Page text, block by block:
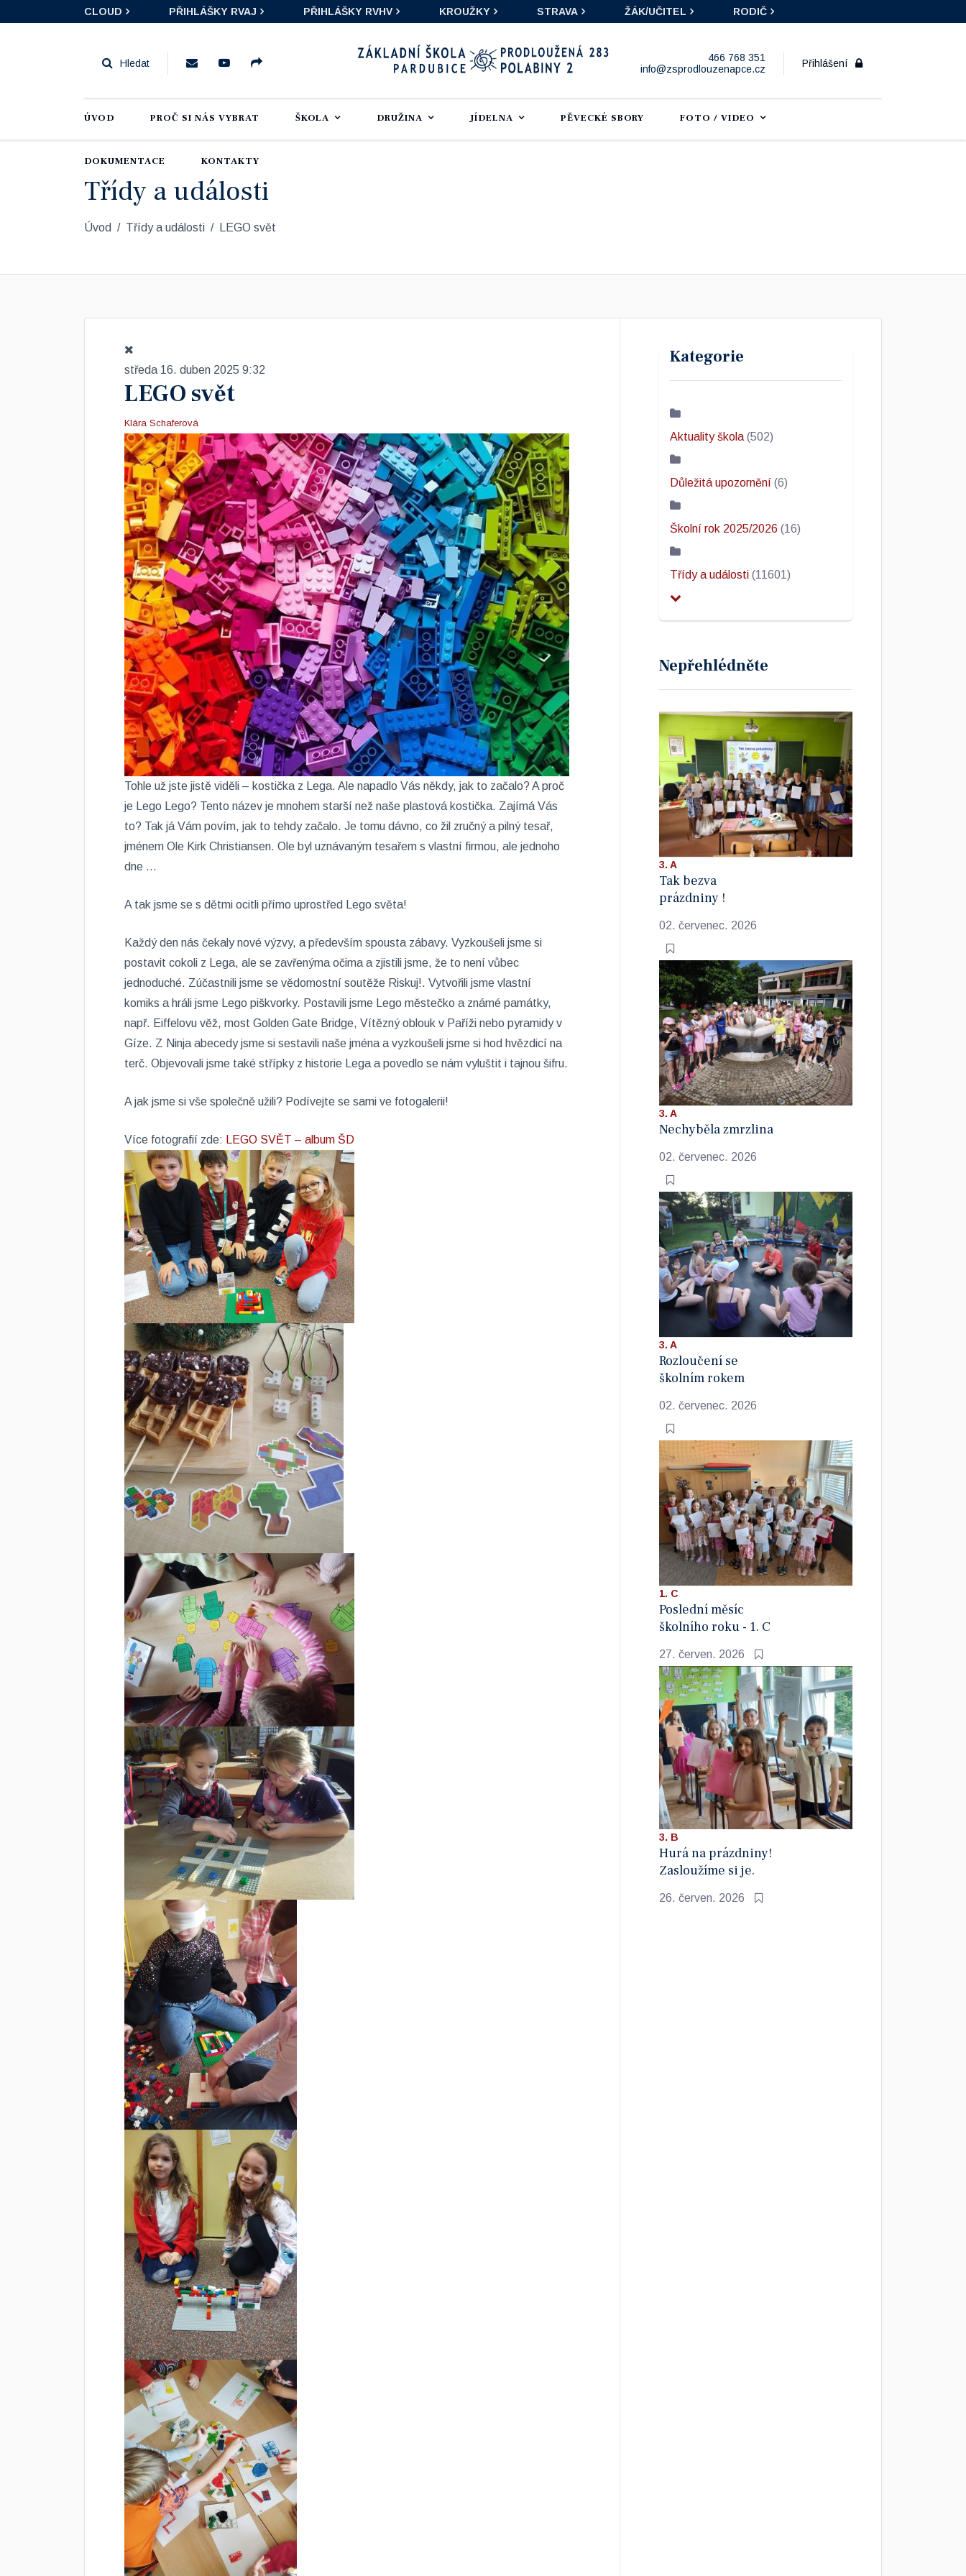
CLOUD PŘIHLÁŠKY RVAJ PŘIHLÁŠKY RVHV KROUŽKY STRAVA ŽÁK/UČITEL RODIČ
Přihlášení
466 768 351
info@zsprodlouzenapce.cz
ÚVOD PROČ SI NÁS VYBRAT ŠKOLA DRUŽINA JÍDELNA PĚVECKÉ SBORY FOTO / VIDEO
DOKUMENTACE KONTAKTY
Třídy a události
Úvod Třídy a události LEGO svět
středa 16. duben 2025 9:32
LEGO svět
Klára Schaferová
Tohle už jste jistě viděli – kostička z Lega. Ale napadlo Vás někdy, jak to začalo? A proč
je Lego Lego? Tento název je mnohem starší než naše plastová kostička. Zajímá Vás
to? Tak já Vám povím, jak to tehdy začalo. Je tomu dávno, co žil zručný a pilný tesař,
jménem Ole Kirk Christiansen. Ole byl uznávaným tesařem s vlastní firmou, ale jednoho
dne …
A tak jsme se s dětmi ocitli přímo uprostřed Lego světa!
Každý den nás čekaly nové výzvy, a především spousta zábavy. Vyzkoušeli jsme si
postavit cokoli z Lega, ale se zavřenýma očima a zjistili jsme, že to není vůbec
jednoduché. Zúčastnili jsme se vědomostní soutěže Riskuj!. Vytvořili jsme vlastní
komiks a hráli jsme Lego piškvorky. Postavili jsme Lego městečko a známé památky,
např. Eiffelovu věž, most Golden Gate Bridge, Vítězný oblouk v Paříži nebo pyramidy v
Gíze. Z Ninja abecedy jsme si sestavili naše jména a vyzkoušeli jsme si hod hvězdicí na
terč. Objevovali jsme také střípky z historie Lega a povedlo se nám vyluštit i tajnou šifru.
A jak jsme si vše společně užili? Podívejte se sami ve fotogalerii!
Více fotografií zde: LEGO SVĚT – album ŠD
Kategorie
Aktuality škola (502)
Důležitá upozornění (6)
Školní rok 2025/2026 (16)
Třídy a události (11601)
Nepřehlédněte
3. A
Tak bezva
prázdniny !
02. červenec. 2026
3. A
Nechyběla zmrzlina
02. červenec. 2026
3. A
Rozloučení se
školním rokem
02. červenec. 2026
1. C
Poslední měsíc
školního roku - 1. C
27. červen. 2026
3. B
Hurá na prázdniny!
Zasloužíme si je.
26. červen. 2026